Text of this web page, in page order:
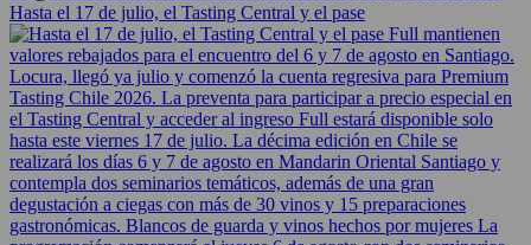
Hasta el 17 de julio, el Tasting Central y el pase